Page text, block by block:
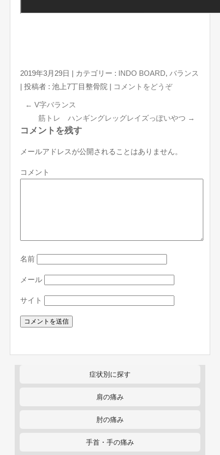
2019年3月29日 | カテゴリー : INDO BOARD, バランス
| 投稿者 : 池上7丁目整骨院 | コメントをどうぞ
← V字バランス
筋トレ ハンギングレッグレイズっぽいやつ →
コメントを残す
メールアドレスが公開されることはありません。
コメント
名前
メール
サイト
症状別に探す
肩の痛み
肘の痛み
手首・手の痛み